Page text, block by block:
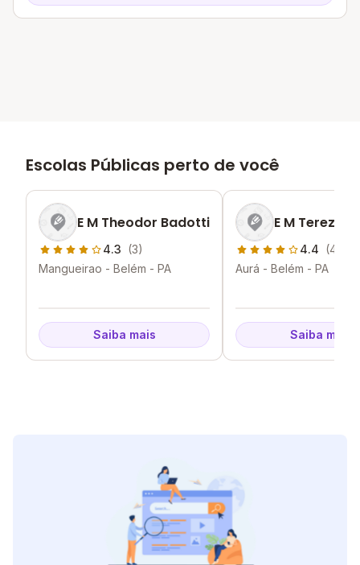
Escolas Públicas perto de você
E M Theodor Badotti
4.3 (3)
Mangueirao - Belém - PA
Saiba mais
E M
4.4 (4)
Aurá - Belém - PA
Saiba mais